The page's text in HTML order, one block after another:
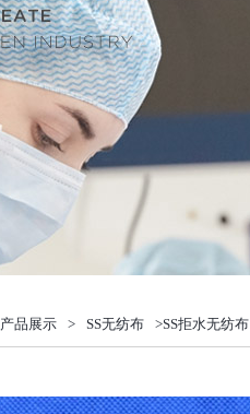
产品展示 > SS无纺布 >SS拒水无纺布